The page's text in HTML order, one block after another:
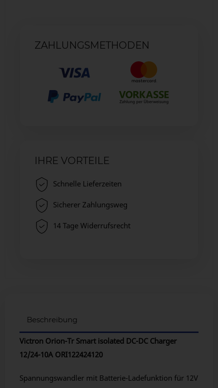
ZAHLUNGSMETHODEN
IHRE VORTEILE
Schnelle Lieferzeiten
Sicherer Zahlungsweg
14 Tage Widerrufsrecht
Beschreibung
Victron Orion-Tr Smart isolated DC-DC Charger
12/24-10A ORI122424120
Spannungswandler mit Batterie-Ladefunktion für 12V